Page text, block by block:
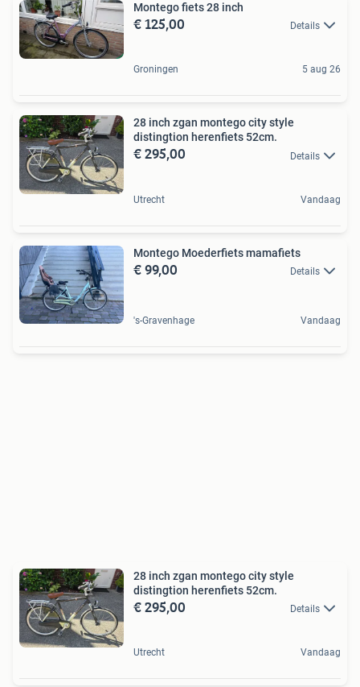
Montego fiets 28 inch
€ 125,00 Details
Groningen 5 aug 26
28 inch zgan montego city style
distingtion herenfiets 52cm.
€ 295,00 Details
Utrecht Vandaag
Montego Moederfiets mamafiets
€ 99,00 Details
's-Gravenhage Vandaag
28 inch zgan montego city style
distingtion herenfiets 52cm.
€ 295,00 Details
Utrecht Vandaag